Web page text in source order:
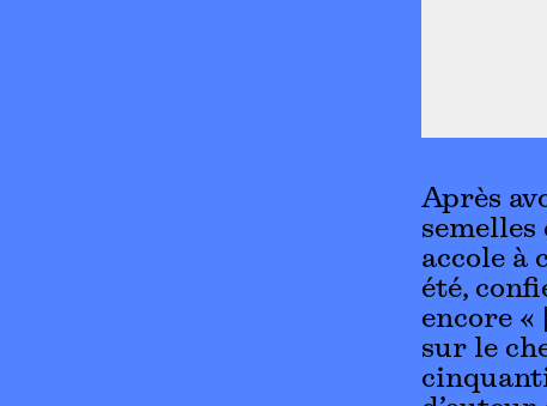
Après
semelles
accole à
été,
encore «
sur le